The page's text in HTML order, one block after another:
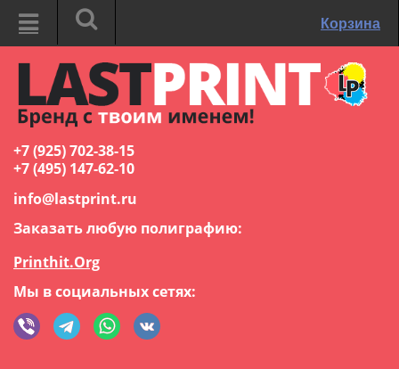
Корзина
+7 (925) 702-38-15
+7 (495) 147-62-10
info@lastprint.ru
Заказать любую полиграфию:
Printhit.Org
Мы в социальных сетях: